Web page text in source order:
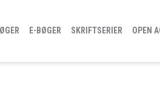
E-BØGER SKRIFTSERIER OPEN